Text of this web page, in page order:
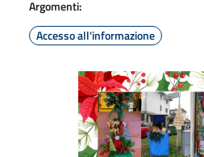
Argomenti:
Accesso all'informazione